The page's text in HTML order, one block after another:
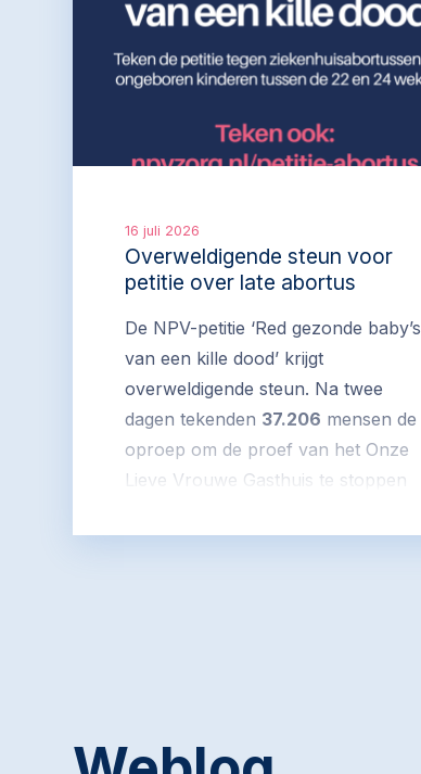
16 juli 2026
Overweldigende steun voor
petitie over late abortus
De NPV-petitie ‘Red gezonde baby’s
van een kille dood’ krijgt
overweldigende steun. Na twee
dagen tekenden 37.206 mensen de
oproep om de proef van het Onze
Lieve Vrouwe Gasthuis te stoppen
24 weken te aborteren.
AD Oplossing voor ‘hiaat’: